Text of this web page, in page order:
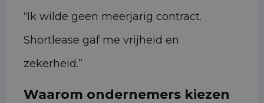
“Ik wilde geen meerjarig contract.
Shortlease gaf me vrijheid en
zekerheid.”
Waarom ondernemers kiezen